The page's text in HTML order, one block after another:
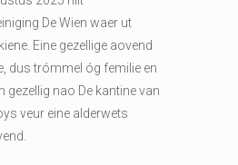
De Wien waer ut
Eine gezellige aovend
dus trómmel óg femilie en
gezellig nao De kantine van
veur eine alderwets